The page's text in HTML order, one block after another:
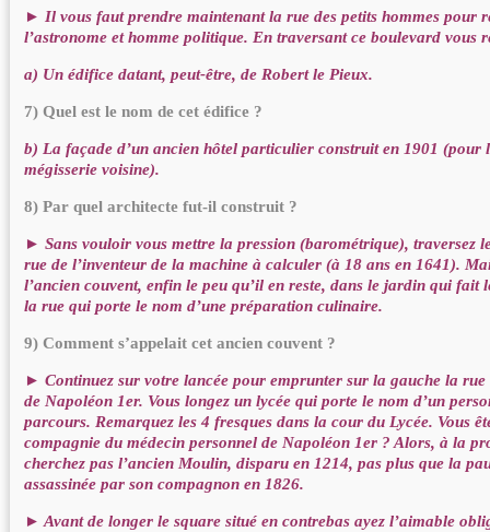
► Il vous faut prendre maintenant la rue des petits hommes pour
l’astronome et homme politique. En traversant ce boulevard vous
a) Un édifice datant, peut-être, de Robert le Pieux.
7) Quel est le nom de cet édifice ?
b) La façade d’un ancien hôtel particulier construit en 1901 (pour
mégisserie voisine).
8) Par quel architecte fut-il construit ?
► Sans vouloir vous mettre la pression (barométrique), traversez
rue de l’inventeur de la machine à calculer (à 18 ans en 1641).
l’ancien couvent, enfin le peu qu’il en reste, dans le jardin qui fait
la rue qui porte le nom d’une préparation culinaire.
9) Comment s’appelait cet ancien couvent ?
► Continuez sur votre lancée pour emprunter sur la gauche la rue
de Napoléon 1er. Vous longez un lycée qui porte le nom d’un
parcours. Remarquez les 4 fresques dans la cour du Lycée. Vous
compagnie du médecin personnel de Napoléon 1er ? Alors, à la
cherchez pas l’ancien Moulin, disparu en 1214, pas plus que la
assassinée par son compagnon en 1826.
► Avant de longer le square situé en contrebas ayez l’aimable